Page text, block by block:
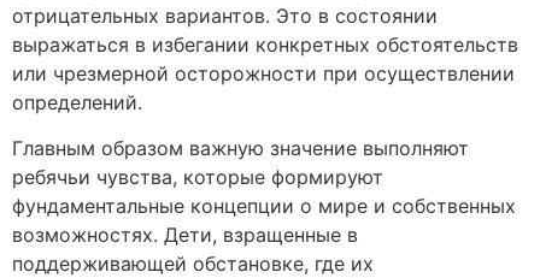
отрицательных вариантов. Это в состоянии
выражаться в избегании конкретных обстоятельств
или чрезмерной осторожности при осуществлении
определений.
Главным образом важную значение выполняют
ребячьи чувства, которые формируют
фундаментальные концепции о мире и собственных
возможностях. Дети, взращенные в
поддерживающей обстановке, где их